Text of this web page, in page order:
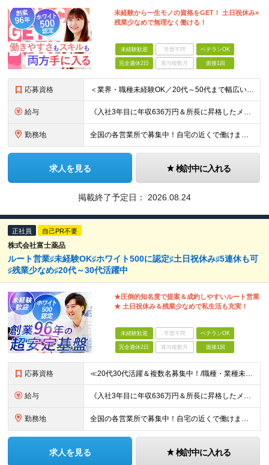
未経験から一生モノの資格をGET！ 土日祝休み×
残業少なめで無理なく働ける！
未経験歓迎 学歴不問 ベテランOK
完全週休2日 賞与複数月 面接1回
応募資格 ＜業界・職種未経験OK／20代～50代まで幅広い年齢層が活躍中＞ ■普通自動車免許（AT限定可）をお持ちの方 └お客様先へ訪問するため、問題なく運転ができる方を想定しています。 ■高卒以上 ■60歳未
給与 《入社3年目に年収636万円＆所長に昇格したメンバーも！》 ◆月給245,796円～269,205円+営業実績手当+諸手当 ※試用期間3ヶ月(待遇同一) ※固定残業代(22.5時間分/35,796円～
勤務地 全国の各営業所で募集中！自宅の近くで働けます。 ※住所は一部の営業所のみ載せています ★詳細は以下のリンクをご覧ください https://www.fujiyakuhin.co.jp/shop/eig
求人を見る 検討中に入れる
掲載終了予定日： 2026.08.24
正社員 自己PR不要
株式会社富士薬品
ルート営業♯未経験OK♯ホワイト500に認定♯土日祝休み♯5連休も可
♯残業少なめ♯20代～30代活躍中
★圧倒的知名度で提案＆成約しやすいルート営業
★ 土日祝休み＆残業少なめで私生活も充実！
未経験歓迎 学歴不問 ベテランOK
完全週休2日 賞与複数月 面接1回
応募資格 ≪20代30代活躍＆複数名募集中！/職種・業種未経験大歓迎/第二新卒OK≫ ◎普通自動車免許（AT限定可）をお持ちの方 └お客様先へ訪問するため、問題なく運転ができる方を想定しています。 ◎高卒以上
給与 《入社3年目に年収636万円＆所長に昇格したメンバーも！》 ◆月給245,796円～269,205円+営業実績手当+諸手当 ※試用期間3ヶ月(待遇同一) ※固定残業代(22.5時間分/35,796円～
勤務地 全国の各営業所で募集中！自宅の近くで働けます。 ※住所は一部の営業所のみ載せています ★詳細は以下のリンクをご覧ください https://www.fujiyakuhin.co.jp/shop/eig
求人を見る 検討中に入れる